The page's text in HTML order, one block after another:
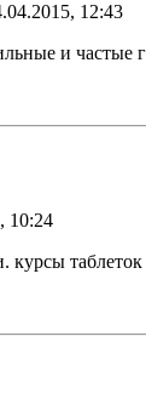
12:43
и частые
10:24